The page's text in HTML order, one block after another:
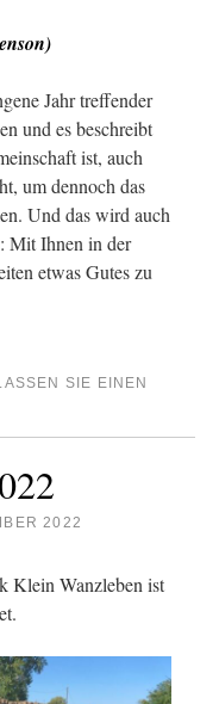
Jahr treffender
und es beschreibt
ist, auch
um dennoch das
Und das wird auch
Mit Ihnen in der
etwas Gutes zu
SIE EINEN
2022
Klein Wanzleben ist